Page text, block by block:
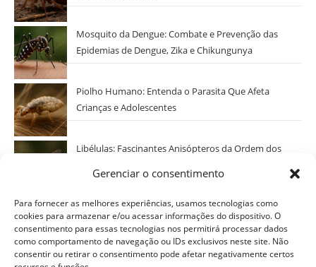
Gerenciar o consentimento
Para fornecer as melhores experiências, usamos tecnologias como
cookies para armazenar e/ou acessar informações do dispositivo. O
consentimento para essas tecnologias nos permitirá processar dados
como comportamento de navegação ou IDs exclusivos neste site. Não
consentir ou retirar o consentimento pode afetar negativamente certos
Mosquito da Dengue: Combate e Prevenção das
Epidemias de Dengue, Zika e Chikungunya
Piolho Humano: Entenda o Parasita Que Afeta
Crianças e Adolescentes
Libélulas: Fascinantes Anisópteros da Ordem dos
Categorias
Nematóides